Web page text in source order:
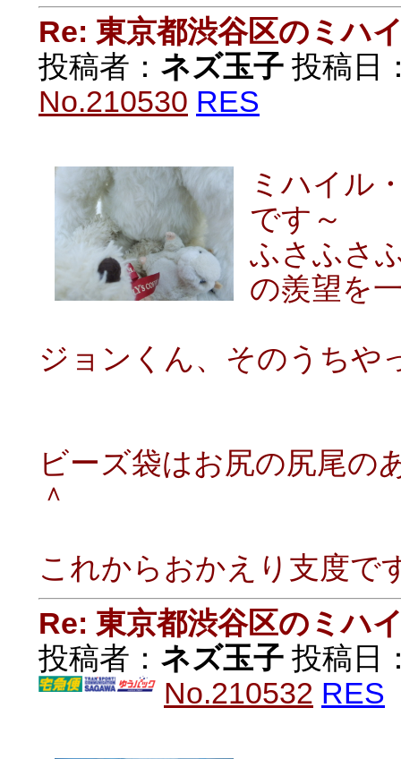
Re: 東京都渋谷区のミハ
投稿者： ネズ玉子 投稿日
No.210530 RES
ミハイル
です～
ふさふさ
の羨望を
ジョンくん、そのうちや
ビーズ袋はお尻の尻尾の
＾
これからおかえり支度で
Re: 東京都渋谷区のミハ
投稿者： ネズ玉子 投稿日
No.210532 RES